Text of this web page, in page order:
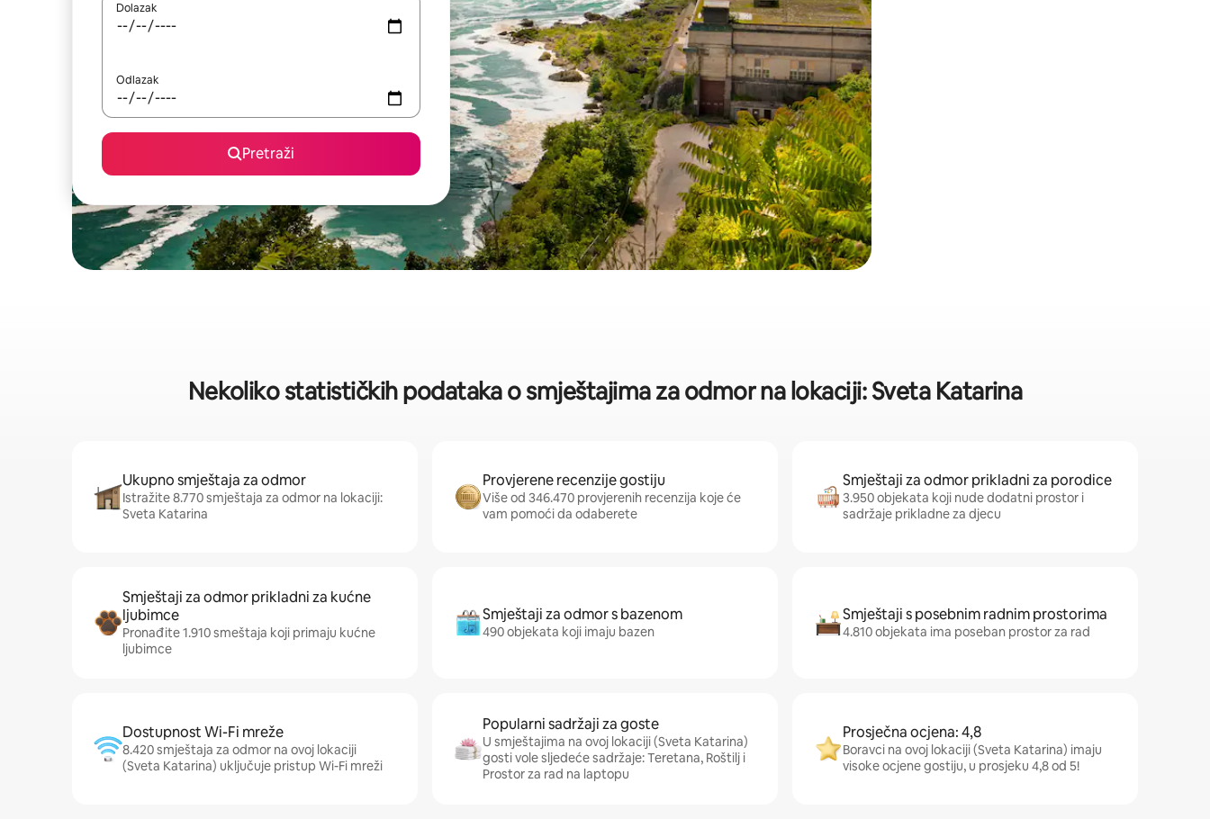
Dolazak
Odlazak
Pretraži
Nekoliko statističkih podataka o smještajima za odmor na lokaciji: Sveta Katarina
Ukupno smještaja za odmor
Istražite 8.770 smještaja za odmor na lokaciji:
Sveta Katarina
Provjerene recenzije gostiju
Više od 346.470 provjerenih recenzija koje će
vam pomoći da odaberete
Smještaji za odmor prikladni za porodice
3.950 objekata koji nude dodatni prostor i
sadržaje prikladne za djecu
Smještaji za odmor prikladni za kućne
ljubimce
Pronađite 1.910 smeštaja koji primaju kućne
ljubimce
Smještaji za odmor s bazenom
490 objekata koji imaju bazen
Smještaji s posebnim radnim prostorima
4.810 objekata ima poseban prostor za rad
Dostupnost Wi-Fi mreže
8.420 smještaja za odmor na ovoj lokaciji
(Sveta Katarina) uključuje pristup Wi-Fi mreži
Popularni sadržaji za goste
U smještajima na ovoj lokaciji (Sveta Katarina)
gosti vole sljedeće sadržaje: Teretana, Roštilj i
Prostor za rad na laptopu
Prosječna ocjena: 4,8
Boravci na ovoj lokaciji (Sveta Katarina) imaju
visoke ocjene gostiju, u prosjeku 4,8 od 5!